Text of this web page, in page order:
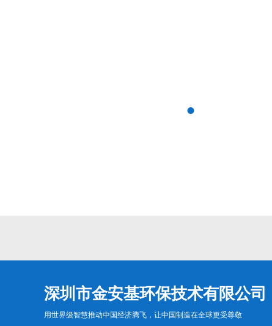
深圳市金安基环保技术有限公司
用世界级智慧推动中国经济腾飞，让中国制造在全球更受尊敬